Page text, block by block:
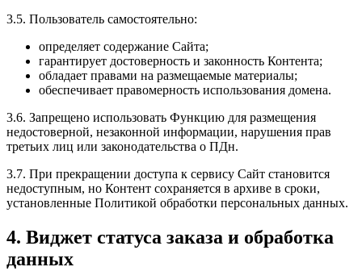
3.5. Пользователь самостоятельно:
определяет содержание Сайта;
гарантирует достоверность и законность Контента;
обладает правами на размещаемые материалы;
обеспечивает правомерность использования домена.
3.6. Запрещено использовать Функцию для размещения
недостоверной, незаконной информации, нарушения прав
третьих лиц или законодательства о ПДн.
3.7. При прекращении доступа к сервису Сайт становится
недоступным, но Контент сохраняется в архиве в сроки,
установленные Политикой обработки персональных данных.
4. Виджет статуса заказа и обработка
данных